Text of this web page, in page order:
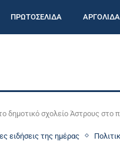
ΠΡΩΤΟΣΕΛΙΔΑ ΑΡΓΟΛΙΔΑ
δημοτικό σχολείο Άστρους στο
ειδήσεις της ημέρας